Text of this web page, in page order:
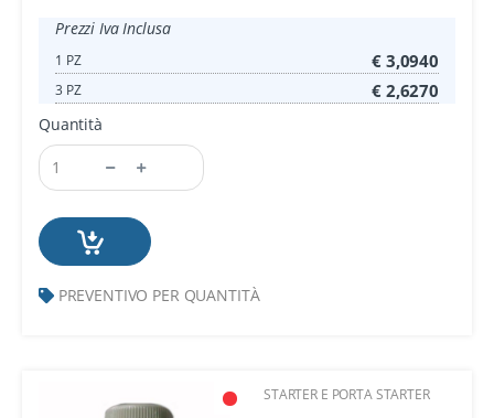
Prezzi Iva Inclusa
1 PZ € 3,0940
3 PZ € 2,6270
Quantità
PREVENTIVO PER QUANTITÀ
STARTER E PORTA STARTER